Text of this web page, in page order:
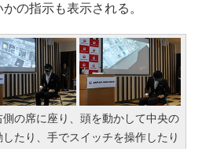
の指示も表示される。
の席に座り、頭を動かして中央の
たり、手でスイッチを操作したり